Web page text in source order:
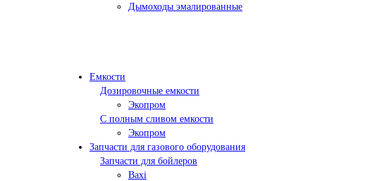
Дымоходы эмалированные
Емкости
Дозировочные емкости
Экопром
С полным сливом емкости
Экопром
Запчасти для газового оборудования
Запчасти для бойлеров
Baxi